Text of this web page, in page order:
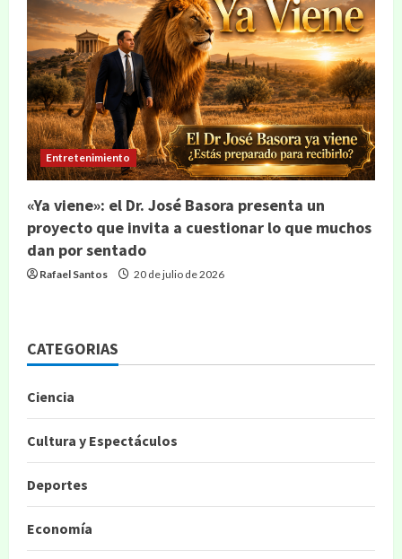
Entretenimiento
«Ya viene»: el Dr. José Basora presenta un
proyecto que invita a cuestionar lo que muchos
dan por sentado
Rafael Santos 20 de julio de 2026
CATEGORIAS
Ciencia
Cultura y Espectáculos
Deportes
Economía